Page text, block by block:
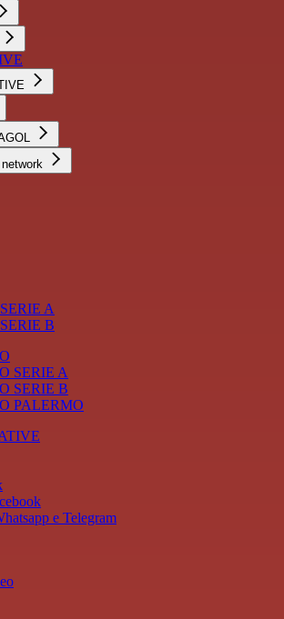
network
A
B
SERIE A
SERIE B
PALERMO
e Telegram